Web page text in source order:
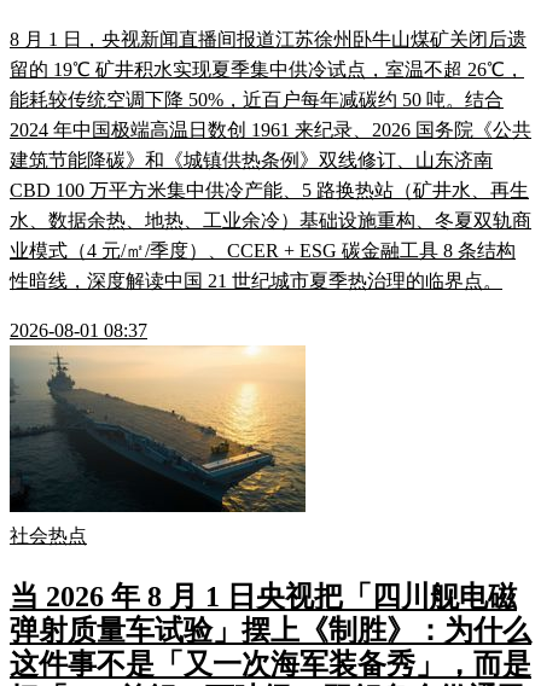
8 月 1 日，央视新闻直播间报道江苏徐州卧牛山煤矿关闭后遗
留的 19℃ 矿井积水实现夏季集中供冷试点，室温不超 26℃，
能耗较传统空调下降 50%，近百户每年减碳约 50 吨。结合
2024 年中国极端高温日数创 1961 来纪录、2026 国务院《公共
建筑节能降碳》和《城镇供热条例》双线修订、山东济南
CBD 100 万平方米集中供冷产能、5 路换热站（矿井水、再生
水、数据余热、地热、工业余冷）基础设施重构、冬夏双轨商
业模式（4 元/㎡/季度）、CCER + ESG 碳金融工具 8 条结构
性暗线，深度解读中国 21 世纪城市夏季热治理的临界点。
2026-08-01 08:37
社会热点
当 2026 年 8 月 1 日央视把「四川舰电磁
弹射质量车试验」摆上《制胜》：为什么
这件事不是「又一次海军装备秀」，而是